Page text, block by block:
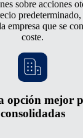
sobre acciones
empresa que se
coste.
opción mejor
consolidadas